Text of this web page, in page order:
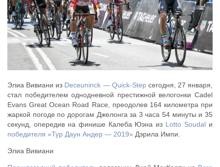
Элиа Вивиани из Deceuninck — Quick-Stepсегодня, 27 января,
стал победителем однодневной престижной велогонки Cadel
Evans Great Ocean Road Race, преодолев 164 километра при
жаркой погоде по дорогам Джелонга за 3 часа 54 минуты и 35
секунд, опередив на финише Калеба Юэна из Lotto Soudal и
победителя «Тур Даун Андер — 2019» Дэрила Импи.
Элиа Вивиани